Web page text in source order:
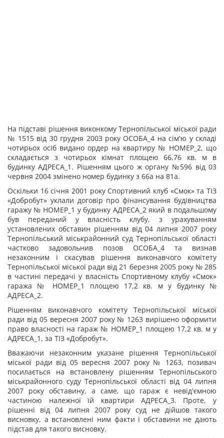
На підставі рішення виконкому Тернопільської міської ради
№ 1515 від 30 грудня 2003 року ОСОБА_4 на сім'ю у складі
чотирьох осіб видано ордер на квартиру № НОМЕР_2, що
складається з чотирьох кімнат площею 66,76 кв. м в
будинку АДРЕСА_1. Рішенням цього ж органу №596 від 03
червня 2004 змінено номер будинку з 66а на 81а.
Оскільки 16 січня 2001 року Спортивний клуб «Смок» та ТІЗ
«Добробут» уклали договір про фінансування будівництва
гаражу № НОМЕР_1 у будинку АДРЕСА_2 який в подальшому
був переданий у власність клубу, з урахуванням
установлених обставин рішенням від 04 липня 2007 року
Тернопільський міськрайонний суд Тернопільської області
частково задовольнив позов ОСОБА_4 та визнав
незаконним і скасував рішення виконавчого комітету
Тернопільської міської ради від 21 березня 2005 року № 285
в частині передачі у власність Спортивному клубу «Смок»
гаража № НОМЕР_1 площею 17,2 кв. м у будинку №
АДРЕСА_2.
Рішенням виконавчого комітету Тернопільської міської
ради від 05 вересня 2007 року № 1263 вирішено оформити
право власності на гараж № НОМЕР_1 площею 17,2 кв. м у
АДРЕСА_1, за ТІЗ «Добробут».
Вважаючи незаконним указане рішення Тернопільської
міської ради від 05 вересня 2007 року № 1263, позивач
посилається на встановлену рішенням Тернопільського
міськрайонного суду Тернопільської області від 04 липня
2007 року обставину, а саме, що гараж є невід'ємною
частиною належної їй квартири АДРЕСА_3. Проте, у
рішенні від 04 липня 2007 року суд не дійшов такого
висновку, а встановлені ним факти і обставини не дають
підстав для такого висновку.